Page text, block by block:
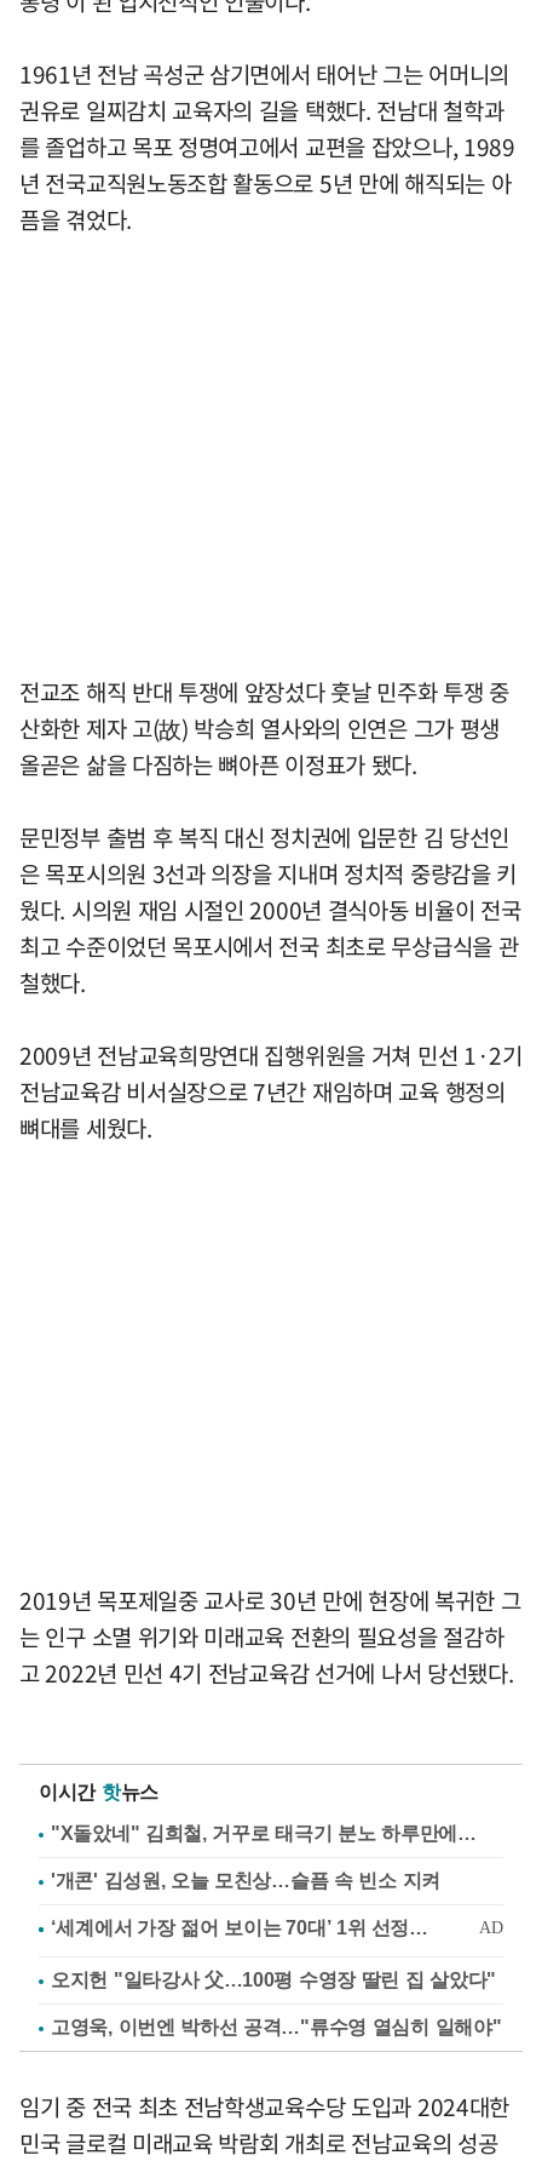
1961년 전남 곡성군 삼기면에서 태어난 그는 어머니의
권유로 일찌감치 교육자의 길을 택했다. 전남대 철학과
를 졸업하고 목포 정명여고에서 교편을 잡았으나, 1989
년 전국교직원노동조합 활동으로 5년 만에 해직되는 아
픔을 겪었다.
전교조 해직 반대 투쟁에 앞장섰다 훗날 민주화 투쟁 중
산화한 제자 고(故) 박승희 열사와의 인연은 그가 평생
올곧은 삶을 다짐하는 뼈아픈 이정표가 됐다.
문민정부 출범 후 복직 대신 정치권에 입문한 김 당선인
은 목포시의원 3선과 의장을 지내며 정치적 중량감을 키
웠다. 시의원 재임 시절인 2000년 결식아동 비율이 전국
최고 수준이었던 목포시에서 전국 최초로 무상급식을 관
철했다.
2009년 전남교육희망연대 집행위원을 거쳐 민선 1·2기
전남교육감 비서실장으로 7년간 재임하며 교육 행정의
뼈대를 세웠다.
2019년 목포제일중 교사로 30년 만에 현장에 복귀한 그
는 인구 소멸 위기와 미래교육 전환의 필요성을 절감하
고 2022년 민선 4기 전남교육감 선거에 나서 당선됐다.
이시간 핫뉴스
"X돌았네" 김희철, 거꾸로 태극기 분노 하루만에…
'개콘' 김성원, 오늘 모친상…슬픔 속 빈소 지켜
오지헌 "일타강사 父…100평 수영장 딸린 집 살았다"
고영욱, 이번엔 박하선 공격…"류수영 열심히 일해야"
임기 중 전국 최초 전남학생교육수당 도입과 2024대한
민국 글로컬 미래교육 박람회 개최로 전남교육의 성공